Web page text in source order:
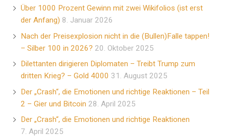
Über 1000 Prozent Gewinn mit zwei Wikifolios (ist erst
der Anfang) 8. Januar 2026
Nach der Preisexplosion nicht in die (Bullen)Falle tappen!
– Silber 100 in 2026? 20. Oktober 2025
Dilettanten dirigieren Diplomaten – Treibt Trump zum
dritten Krieg? – Gold 4000 31. August 2025
Der „Crash“, die Emotionen und richtige Reaktionen – Teil
2 – Gier und Bitcoin 28. April 2025
Der „Crash“, die Emotionen und richtige Reaktionen
7. April 2025